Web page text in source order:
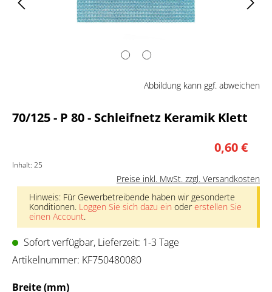
Abbildung kann ggf. abweichen
70/125 - P 80 - Schleifnetz Keramik Klett
0,60 €
Inhalt: 25
Preise inkl. MwSt. zzgl. Versandkosten
Hinweis: Für Gewerbetreibende haben wir gesonderte
Konditionen. Loggen Sie sich dazu ein odererstellen Sie
einen Account.
Sofort verfügbar, Lieferzeit: 1-3 Tage
Artikelnummer: KF750480080
Breite (mm)auswählen